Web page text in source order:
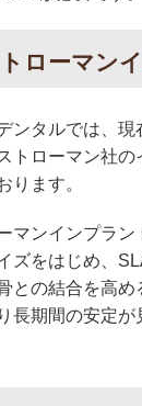
ローマン
ンタルでは、
トローマン社
ります。
マンインプラ
ズをはじめ、
との結合を高
長期間の安定が